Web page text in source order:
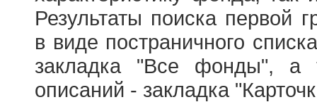
Результаты поиска первой
в виде постраничного
закладка "Все фонды", а
описаний - закладка